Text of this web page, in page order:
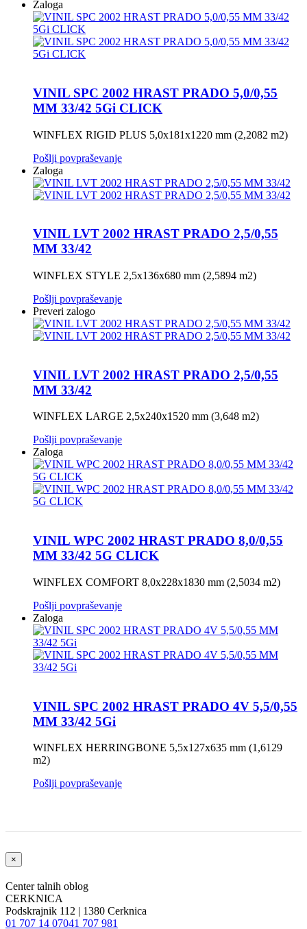
Zaloga
VINIL SPC 2002 HRAST PRADO 5,0/0,55
MM 33/42 5Gi CLICK
WINFLEX RIGID PLUS 5,0x181x1220 mm (2,2082 m2)
Pošlji povpraševanje
Zaloga
VINIL LVT 2002 HRAST PRADO 2,5/0,55
MM 33/42
WINFLEX STYLE 2,5x136x680 mm (2,5894 m2)
Pošlji povpraševanje
Preveri zalogo
VINIL LVT 2002 HRAST PRADO 2,5/0,55
MM 33/42
WINFLEX LARGE 2,5x240x1520 mm (3,648 m2)
Pošlji povpraševanje
Zaloga
VINIL WPC 2002 HRAST PRADO 8,0/0,55
MM 33/42 5G CLICK
WINFLEX COMFORT 8,0x228x1830 mm (2,5034 m2)
Pošlji povpraševanje
Zaloga
VINIL SPC 2002 HRAST PRADO 4V 5,5/0,55
MM 33/42 5Gi
WINFLEX HERRINGBONE 5,5x127x635 mm (1,6129
m2)
Pošlji povpraševanje
×
Center talnih oblog
CERKNICA
Podskrajnik 112 | 1380 Cerknica
01 707 14 07041 707 981